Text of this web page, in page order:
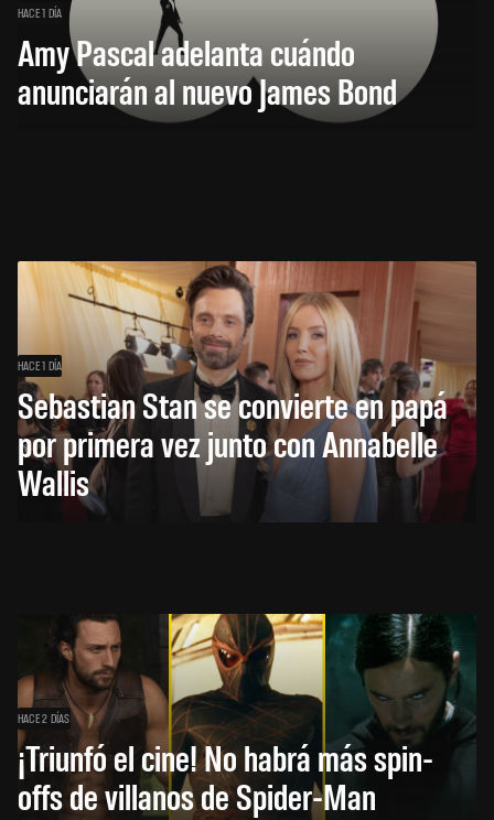
HACE 1 DÍA
Amy Pascal adelanta cuándo
anunciarán al nuevo James Bond
HACE 1 DÍA
Sebastian Stan se convierte en papá
por primera vez junto con Annabelle
Wallis
HACE 2 DÍAS
¡Triunfó el cine! No habrá más spin-
offs de villanos de Spider-Man